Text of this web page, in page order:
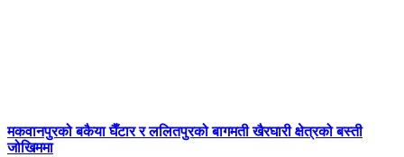
मकवानपुरको बकैया घैँटार र ललितपुरको बागमती खैरघारी क्षेत्रको बस्ती
जोखिममा